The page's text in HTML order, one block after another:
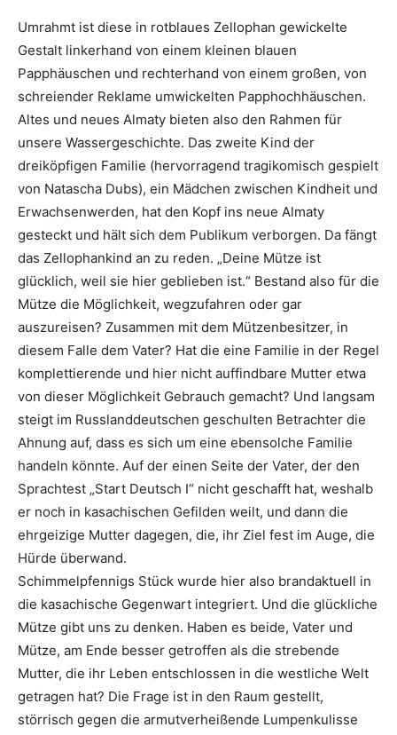
Umrahmt ist diese in rotblaues Zellophan gewickelte
Gestalt linkerhand von einem kleinen blauen
Papphäuschen und rechterhand von einem großen, von
schreiender Reklame umwickelten Papphochhäuschen.
Altes und neues Almaty bieten also den Rahmen für
unsere Wassergeschichte. Das zweite Kind der
dreiköpfigen Familie (hervorragend tragikomisch gespielt
von Natascha Dubs), ein Mädchen zwischen Kindheit und
Erwachsenwerden, hat den Kopf ins neue Almaty
gesteckt und hält sich dem Publikum verborgen. Da fängt
das Zellophankind an zu reden. „Deine Mütze ist
glücklich, weil sie hier geblieben ist.“ Bestand also für die
Mütze die Möglichkeit, wegzufahren oder gar
auszureisen? Zusammen mit dem Mützenbesitzer, in
diesem Falle dem Vater? Hat die eine Familie in der Regel
komplettierende und hier nicht auffindbare Mutter etwa
von dieser Möglichkeit Gebrauch gemacht? Und langsam
steigt im Russlanddeutschen geschulten Betrachter die
Ahnung auf, dass es sich um eine ebensolche Familie
handeln könnte. Auf der einen Seite der Vater, der den
Sprachtest „Start Deutsch I“ nicht geschafft hat, weshalb
er noch in kasachischen Gefilden weilt, und dann die
ehrgeizige Mutter dagegen, die, ihr Ziel fest im Auge, die
Hürde überwand.
Schimmelpfennigs Stück wurde hier also brandaktuell in
die kasachische Gegenwart integriert. Und die glückliche
Mütze gibt uns zu denken. Haben es beide, Vater und
Mütze, am Ende besser getroffen als die strebende
Mutter, die ihr Leben entschlossen in die westliche Welt
getragen hat? Die Frage ist in den Raum gestellt,
störrisch gegen die armutverheißende Lumpenkulisse